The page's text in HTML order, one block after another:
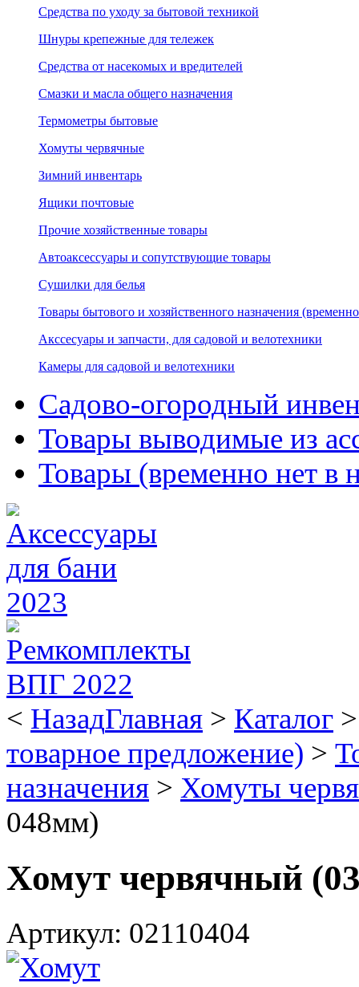
Средства по уходу за бытовой техникой
Шнуры крепежные для тележек
Средства от насекомых и вредителей
Смазки и масла общего назначения
Термометры бытовые
Хомуты червячные
Зимний инвентарь
Ящики почтовые
Прочие хозяйственные товары
Автоаксессуары и сопутствующие товары
Сушилки для белья
Товары бытового и хозяйственного назначения
Акссесуары и запчасти, для садовой и велотехники
Камеры для садовой и велотехники
Садово-огородный
Товары выводимые из
Товары (временно нет в
< НазадГлавная > Каталог
товарное предложение) >
назначения > Хомуты
048мм)
Хомут червячный
Артикул: 02110404